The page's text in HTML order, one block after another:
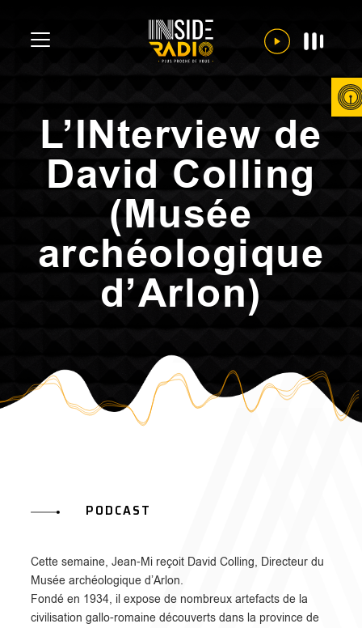
L’INterview de
David Colling
(Musée
archéologique
d’Arlon)
PODCAST
Cette semaine, Jean-Mi reçoit David Colling, Directeur du
Musée archéologique d’Arlon.
Fondé en 1934, il expose de nombreux artefacts de la
civilisation gallo-romaine découverts dans la province de